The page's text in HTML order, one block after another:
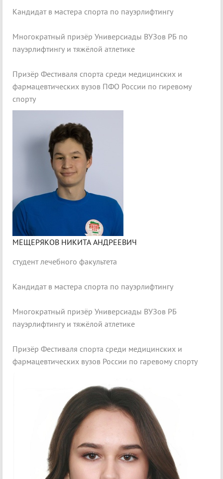
Кандидат в мастера спорта по пауэрлифтингу
Многократный призёр Универсиады ВУЗов РБ по
пауэрлифтингу и тяжёлой атлетике
Призёр Фестиваля спорта среди медицинских и
фармацевтических вузов ПФО России по гиревому
спорту
МЕЩЕРЯКОВ НИКИТА АНДРЕЕВИЧ
студент лечебного факультета
Кандидат в мастера спорта по пауэрлифтингу
Многократный призёр Универсиады ВУЗов РБ
пауэрлифтингу и тяжёлой атлетике
Призёр Фестиваля спорта среди медицинских и
фармацевтических вузов России по гаревому спорту